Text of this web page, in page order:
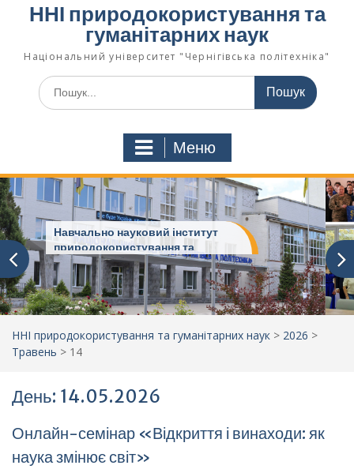
ННІ природокористування та
гуманітарних наук
Національний університет "Чернігівська політехніка"
Шукати:
Меню
Навчально науковий інститут
природокористування та
гуманітарних наук
ННІ природокористування та гуманітарних наук > 2026 >
Травень > 14
День: 14.05.2026
Онлайн-семінар «Відкриття і винаходи: як
наука змінює світ»